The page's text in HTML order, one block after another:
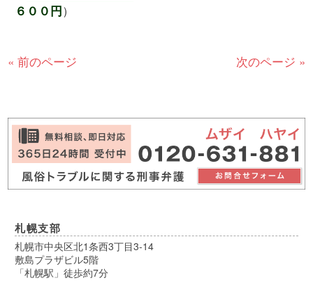
６００円）
« 前のページ 次のページ »
札幌支部
札幌市中央区北1条西3丁目3-14
敷島プラザビル5階
「札幌駅」徒歩約7分